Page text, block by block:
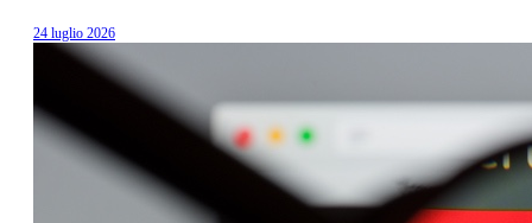
24 luglio 2026